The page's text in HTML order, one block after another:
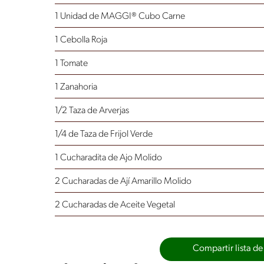
1 Unidad de MAGGI® Cubo Carne
1 Cebolla Roja
1 Tomate
1 Zanahoria
1/2 Taza de Arverjas
1/4 de Taza de Frijol Verde
1 Cucharadita de Ajo Molido
2 Cucharadas de Ají Amarillo Molido
2 Cucharadas de Aceite Vegetal
Compartir lista